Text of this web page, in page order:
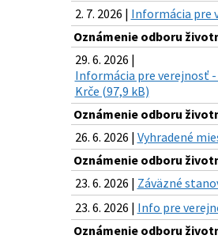
2. 7. 2026 | Informácia pre
Oznámenie odboru
29. 6. 2026 |
Informácia pre verejnosť
Krče (97,9 kB)
Oznámenie odboru
26. 6. 2026 | Vyhradené
Oznámenie odboru
23. 6. 2026 | Záväzné
23. 6. 2026 | Info pre
Oznámenie odboru